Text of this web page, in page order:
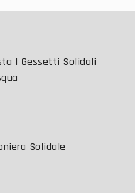
I Gessetti Solidali
Solidale